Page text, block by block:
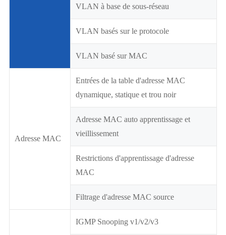
VLAN à base de sous-réseau
VLAN basés sur le protocole
VLAN basé sur MAC
Adresse MAC
Entrées de la table d'adresse MAC
dynamique, statique et trou noir
Adresse MAC auto apprentissage et
vieillissement
Restrictions d'apprentissage d'adresse
MAC
Filtrage d'adresse MAC source
IGMP Snooping v1/v2/v3